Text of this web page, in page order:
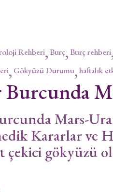
Rehberi Burç Burç rehberi
Gökyüzü Durumu haftalık
Mars-
Kararlar ve
çekici gökyüzü